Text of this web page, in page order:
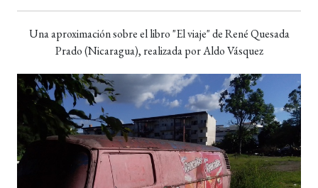
Una aproximación sobre el libro "El viaje" de René Quesada
Prado (Nicaragua), realizada por Aldo Vásquez